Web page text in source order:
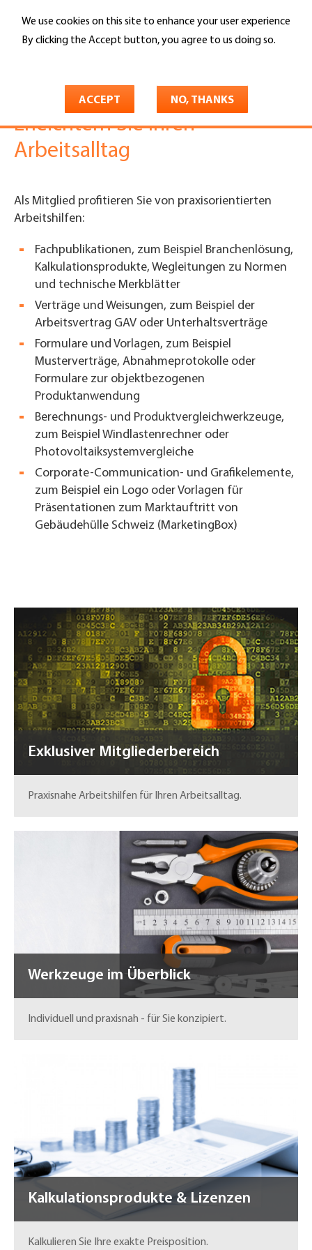
We use cookies on this site to enhance your user experience
By clicking the Accept button, you agree to us doing so.
ACCEPT NO, THANKS
main
Search
Mitgliedschaft
Arbeitshilfen
Erleichtern Sie Ihren
Arbeitsalltag
Als Mitglied profitieren Sie von praxisorientierten
Arbeitshilfen:
Fachpublikationen, zum Beispiel Branchenlösung,
Kalkulationsprodukte, Wegleitungen zu Normen
und technische Merkblätter
Verträge und Weisungen, zum Beispiel der
Arbeitsvertrag GAV oder Unterhaltsverträge
Formulare und Vorlagen, zum Beispiel
Musterverträge, Abnahmeprotokolle oder
Formulare zur objektbezogenen
Produktanwendung
Berechnungs- und Produktvergleichwerkzeuge,
zum Beispiel Windlastenrechner oder
Photovoltaiksystemvergleiche
Corporate-Communication- und Grafikelemente,
zum Beispiel ein Logo oder Vorlagen für
Präsentationen zum Marktauftritt von
Gebäudehülle Schweiz (MarketingBox)
Exklusiver Mitgliederbereich
Praxisnahe Arbeitshilfen für Ihren Arbeitsalltag.
Werkzeuge im Überblick
Individuell und praxisnah - für Sie konzipiert.
Kalkulationsprodukte & Lizenzen
Kalkulieren Sie Ihre exakte Preisposition.